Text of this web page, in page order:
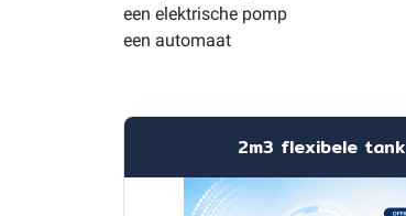
een elektrische pomp
een automaat
2m3 flexibele tank